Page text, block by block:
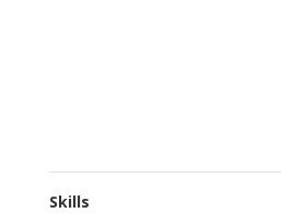
Skills